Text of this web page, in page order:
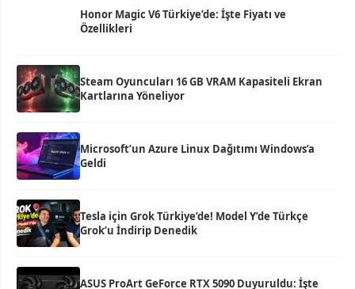
Honor Magic V6 Türkiye’de: İşte Fiyatı ve
Özellikleri
Steam Oyuncuları 16 GB VRAM Kapasiteli Ekran
Kartlarına Yöneliyor
Microsoft’un Azure Linux Dağıtımı Windows’a
Geldi
Tesla için Grok Türkiye’de! Model Y’de Türkçe
Grok’u İndirip Denedik
ASUS ProArt GeForce RTX 5090 Duyuruldu: İşte